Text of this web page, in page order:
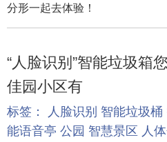
分形一起去体验！
“人脸识别”智能垃圾箱
佳园小区有
标签： 人脸识别 智能垃圾桶
能语音亭 公园 智慧景区 人